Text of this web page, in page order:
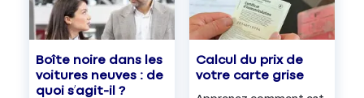
Boîte noire dans les
voitures neuves : de
quoi s’agit-il ?
Calcul du prix de
votre carte grise